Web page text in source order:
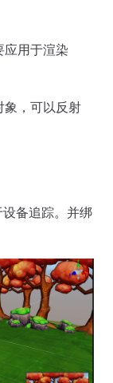
应用于渲染
象，可以反射
备追踪。并绑